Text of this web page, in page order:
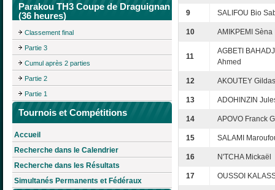
Parakou TH3 Coupe de Draguignan
(36 heures)
Classement final
Partie 3
Cumul après 2 parties
Partie 2
Partie 1
Tournois et Compétitions
Accueil
Recherche dans le Calendrier
Recherche dans les Résultats
Simultanés Permanents et Fédéraux
9 SALIFOU Bio
10 AMIKPEMI Sèna
11
AGBETI
Ahmed
12 AKOUTEY
13 ADOHINZIN
14 APOVO Franck
15 SALAMI
16 N'TCHA Mickaël
17 OUSSOI